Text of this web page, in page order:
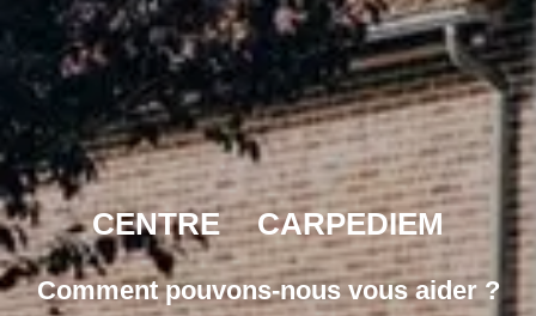
CENTRE CARPEDIEM
Comment pouvons-nous vous aider ?